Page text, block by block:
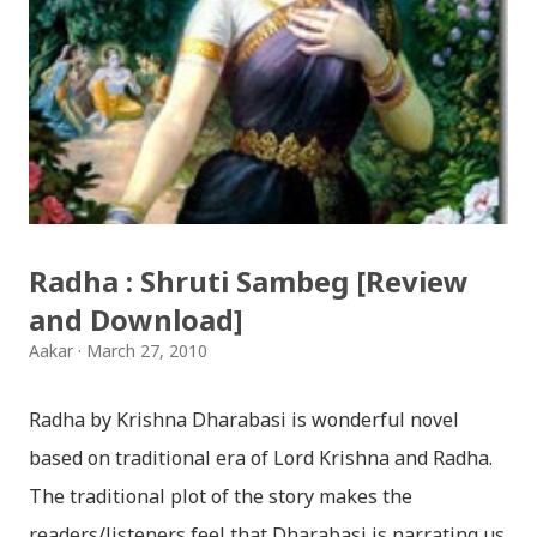
Download Patriotic Nepali Song: जहाँ छन् बुध्दका आँखा /
jaha chhan buddha ka aakha - bhaktaraj acharya
Download Patriotic Nepali Song: नेपालले के गर्यो मलाई, भन्न
छोडिदेउ Download: रातो र चन्द्र सुर्य / raato ra chandra
surya (रचनाकार: गोपाल प्रसाद रिमाल, गायक: फत्तेमान, संगीत:
अम्बर गुरुङ) Download: सयथरि बाजा एउटै ताल / saya thari
मरेपनि मेरो देश बाँचिराखोस / ma marepan...
Radha : Shruti Sambeg [Review
and Download]
Aakar March 27, 2010
Radha by Krishna Dharabasi is wonderful novel
based on traditional era of Lord Krishna and Radha.
The traditional plot of the story makes the